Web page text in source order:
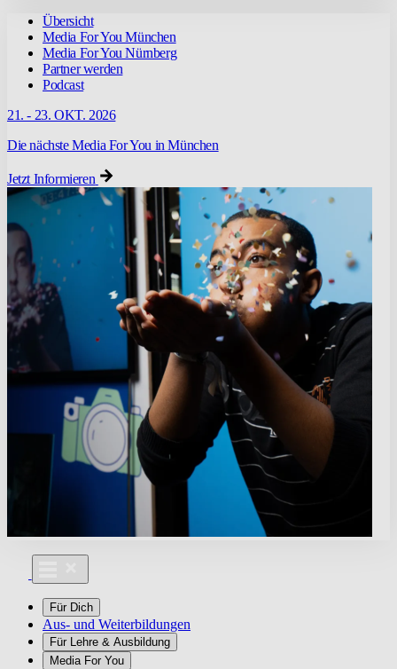
Übersicht
Media For You München
Media For You Nürnberg
Partner werden
Podcast
21. - 23. OKT. 2026
Die nächste Media For You in München
Jetzt Informieren
Für Dich
Aus- und Weiterbildungen
Für Lehre & Ausbildung
Media For You